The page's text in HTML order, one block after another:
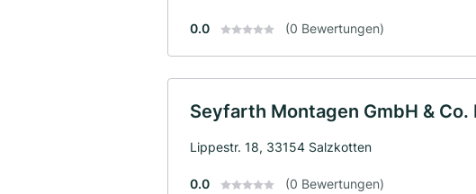
0.0 (0 Bewertungen)
Seyfarth Montagen GmbH & Co.
Lippestr. 18, 33154 Salzkotten
0.0 (0 Bewertungen)